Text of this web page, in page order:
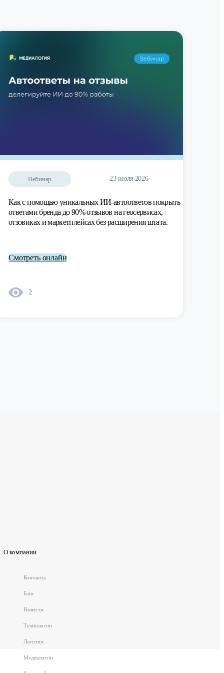
Вебинар 23 июля 2026
Как с помощью уникальных ИИ-автоответов покрыть
ответами бренда до 90% отзывов на геосервисах,
отзовиках и маркетплейсах без расширения штата.
Смотреть онлайн
2
О компании
Контакты
Блог
Новости
Технологии
Логотип
Медиалогии